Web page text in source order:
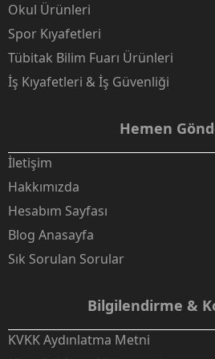
Okul Ürünleri
Spor Kıyafetleri
Tübitak Bilim Fuarı Ürünleri
İş Kıyafetleri & İş Güvenliği
Hemen
İletişim
Hakkımızda
Hesabım Sayfası
Blog Anasayfa
Sık Sorulan Sorular
Bilgilendirme &
KVKK Aydınlatma Metni